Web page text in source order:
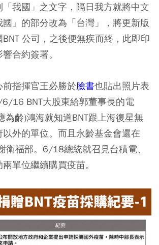
我國」之文字，隔日我方就將中文
」的部分改為「台灣」，將更新版
公司，之後便無疾而終，此即印
合約簽署。
指揮官王必勝於臉書也貼出照片表
16 BNT大股東給郭董事長的電
為齡)鴻海就知道BNT跟上海復星無
外的單位。而且永齡基金會還在
福部。6/18總統就召見台積電、
單位繼續購買疫苗。